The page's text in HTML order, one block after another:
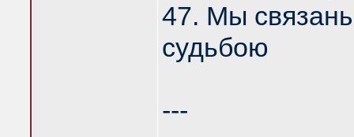
47. Мы
судьбою
---